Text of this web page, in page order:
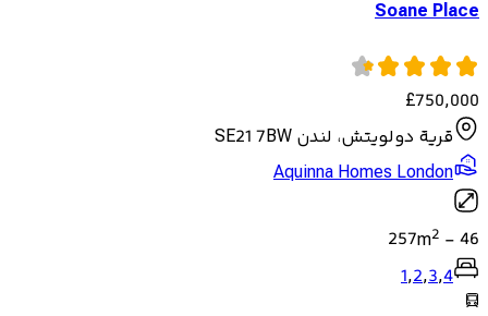
Soane Place
£750,000
قرية دولويتش، لندن SE21 7BW
Aquinna Homes London
46
-
257m2
1,2,3,4